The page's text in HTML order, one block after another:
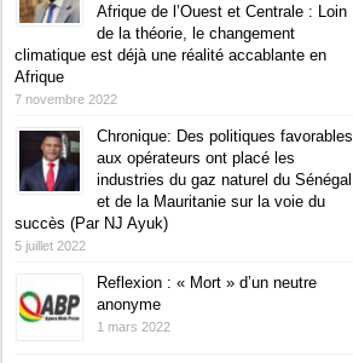
Afrique de l’Ouest et Centrale : Loin
de la théorie, le changement
climatique est déjà une réalité accablante en
Afrique
7 novembre 2022
Chronique: Des politiques favorables
aux opérateurs ont placé les
industries du gaz naturel du Sénégal
et de la Mauritanie sur la voie du
succès (Par NJ Ayuk)
5 juillet 2022
Reflexion : « Mort » d’un neutre
anonyme
1 mars 2022